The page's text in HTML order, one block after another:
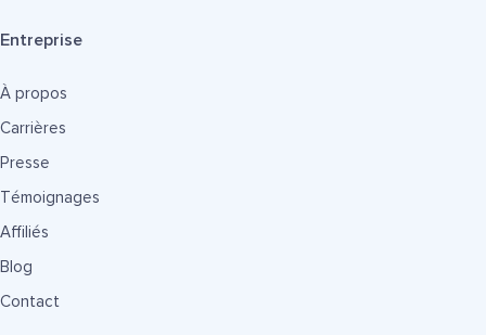
Entreprise
À propos
Carrières
Presse
Témoignages
Affiliés
Blog
Contact